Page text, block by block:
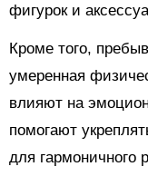
фигурок и
Кроме того,
умеренная
влияют на
помогают
для гармоничного